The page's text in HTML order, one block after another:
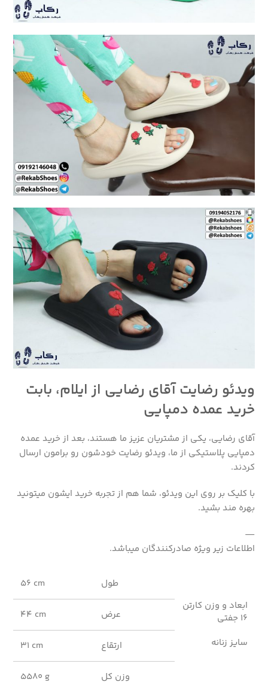
ویدئو رضایت آقای رضایی از ایلام، بابت
خرید عمده دمپایی
آقای رضایی، یکی از مشتریان عزیز ما هستند، بعد از خرید عمده
دمپایی پلاستیکی از ما، ویدئو رضایت خودشون رو برامون ارسال
کردند.
با کلیک بر روی این ویدئو، شما هم از تجربه خرید ایشون میتونید
بهره مند بشید.
—
اطلاعات زیر ویژه صادرکنندگان میباشد.
ابعاد و وزن کارتن
16 جفتی
سایز زنانه
طول 56 cm
عرض 44 cm
ارتقاع 31 cm
وزن کل 5580 g